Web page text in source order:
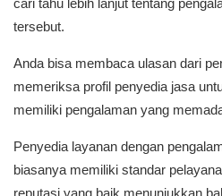
cari tahu lebih lanjut tentang
tersebut.
Anda bisa membaca ulasan dari
memeriksa profil penyedia jasa
memiliki pengalaman yang
Penyedia layanan dengan
biasanya memiliki standar
reputasi yang baik menunjukkan